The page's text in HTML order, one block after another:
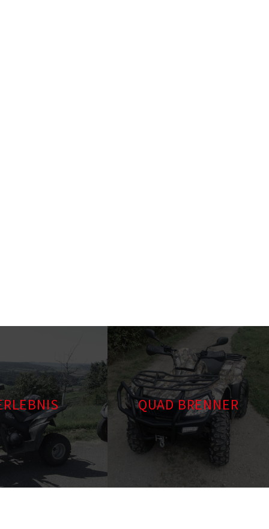
QUAD BRENNER